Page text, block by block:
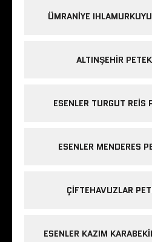
ÜMRANIYE
ALTINŞEHIR
ESENLER TURGUT REIS
ESENLER MENDERES
ÇIFTEHAVUZLAR
ESENLER KAZIM